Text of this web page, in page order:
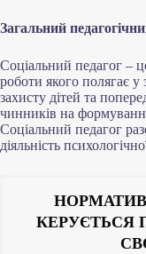
Загальний
Соціальний педагог –
роботи якого полягає у
захисту дітей та
чинників на
Соціальний педагог
діяльність
КЕРУЄТЬСЯ